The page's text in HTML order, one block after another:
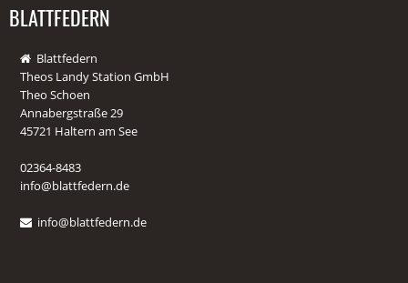
BLATTFEDERN
Blattfedern
Theos Landy Station GmbH
Theo Schoen
Annabergstraße 29
45721 Haltern am See
02364-8483
info@blattfedern.de
info@blattfedern.de